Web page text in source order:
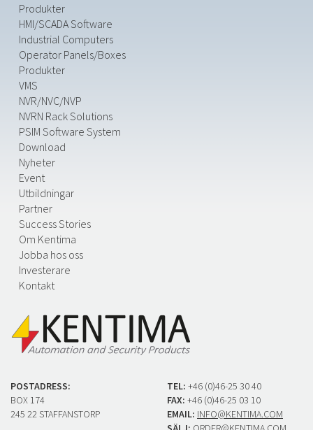
Produkter
HMI/SCADA Software
Industrial Computers
Operator Panels/Boxes
Produkter
VMS
NVR/NVC/NVP
NVRN Rack Solutions
PSIM Software System
Download
Nyheter
Event
Utbildningar
Partner
Success Stories
Om Kentima
Jobba hos oss
Investerare
Kontakt
POSTADRESS:
BOX 174
245 22 STAFFANSTORP
TEL: +46 (0)46-25 30 40
FAX: +46 (0)46-25 03 10
EMAIL: INFO@KENTIMA.COM